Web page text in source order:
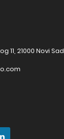
11, 21000 Novi Sad